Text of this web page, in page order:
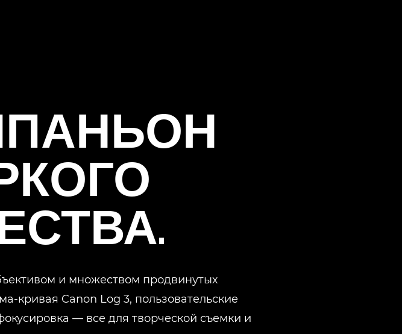
и множеством продвинутых
кривая Canon Log 3, пользовательские
— все для творческой съемки и